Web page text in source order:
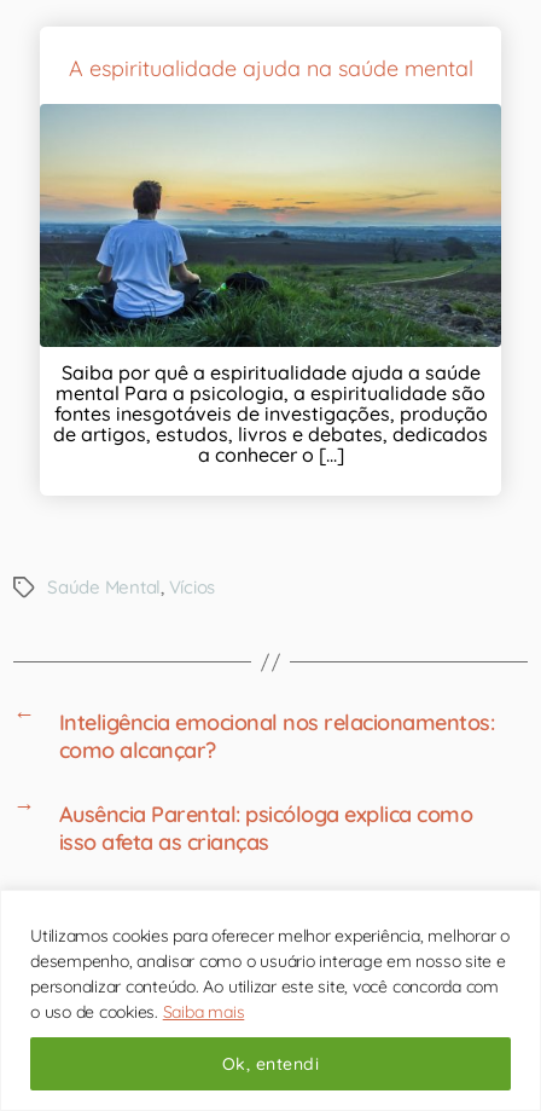
Utilizamos cookies para oferecer melhor experiência, melhorar o
desempenho, analisar como o usuário interage em nosso site e
personalizar conteúdo. Ao utilizar este site, você concorda com
o uso de cookies. Saiba mais
Ok, entendi
A espiritualidade ajuda na saúde mental
Saiba por quê a espiritualidade ajuda a saúde
mental Para a psicologia, a espiritualidade são
fontes inesgotáveis de investigações, produção
de artigos, estudos, livros e debates, dedicados
a conhecer o [...]
Saúde Mental, Vícios
←
Inteligência emocional nos relacionamentos:
como alcançar?
→
Ausência Parental: psicóloga explica como
isso afeta as crianças